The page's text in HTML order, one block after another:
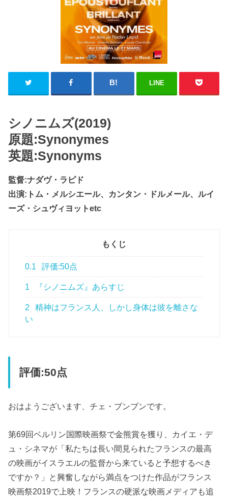
LINE
シノニムズ(2019)
原題:Synonymes
英題:Synonyms
監督:ナダヴ・ラピド
出演:トム・メルシエール、カンタン・ドルメール、ルイ
ーズ・シュヴィヨットetc
もくじ
0.1 評価:50点
1 『シノニムズ』あらすじ
2
精神はフランス人、しかし身体は彼を離さな
い
評価:50点
おはようございます、チェ・ブンブンです。
第69回ベルリン国際映画祭で金熊賞を獲り、カイエ・デ
ュ・シネマが「私たちは長い間見られたフランスの最高
の映画がイスラエルの監督から来ていると予想するべき
ですか？」と興奮しながら満点をつけた作品がフランス
映画祭2019で上映！フランスの硬派な映画メディアも追